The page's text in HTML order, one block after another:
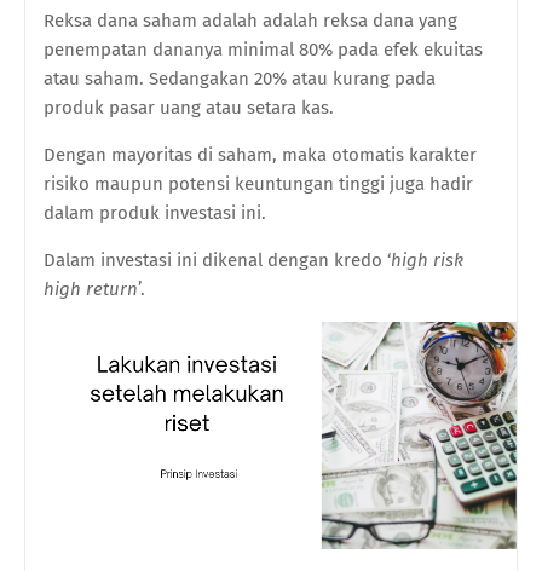
Reksa dana saham adalah adalah reksa dana yang
penempatan dananya minimal 80% pada efek ekuitas
atau saham. Sedangakan 20% atau kurang pada
produk pasar uang atau setara kas.
Dengan mayoritas di saham, maka otomatis karakter
risiko maupun potensi keuntungan tinggi juga hadir
dalam produk investasi ini.
Dalam investasi ini dikenal dengan kredo ‘high risk
high return’.